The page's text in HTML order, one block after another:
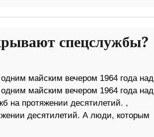
спецслужбы?
майским вечером 1964 года над
майским вечером 1964 года над
на протяжении десятилетий. ,
десятилетий. А люди, которым